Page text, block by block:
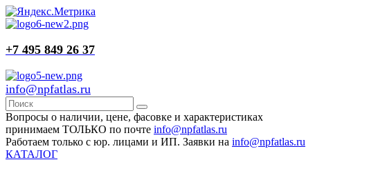
+7 495 849 26 37
info@npfatlas.ru
Вопросы о наличии, цене, фасовке и характеристиках
принимаем ТОЛЬКО по почте info@npfatlas.ru
Работаем только с юр. лицами и ИП. Заявки на info@npfatlas.ru
КАТАЛОГ